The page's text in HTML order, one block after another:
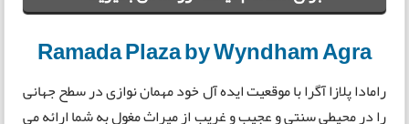
Ramada Plaza by Wyndham Agra
رامادا پلازا آگرا با موقعیت ایده آل خود مهمان نوازی در سطح جهانی
را در محیطی سنتی و عجیب و غریب از میراث مغول به شما ارائه می